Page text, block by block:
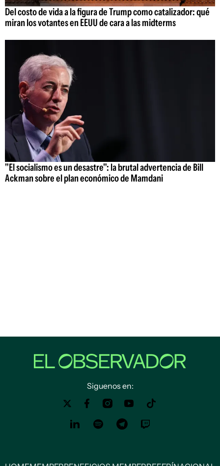
Del costo de vida a la figura de Trump como catalizador: qué
miran los votantes en EEUU de cara a las midterms
"El socialismo es un desastre": la brutal advertencia de Bill
Ackman sobre el plan económico de Mamdani
Siguenos en: